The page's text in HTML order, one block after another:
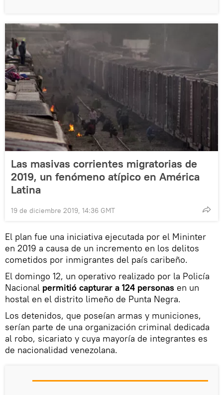
Las masivas corrientes migratorias de
2019, un fenómeno atípico en América
Latina
19 de diciembre 2019, 14:36 GMT
El plan fue una iniciativa ejecutada por el Mininter
en 2019 a causa de un incremento en los delitos
cometidos por inmigrantes del país caribeño.
El domingo 12, un operativo realizado por la Policía
Nacional permitió capturar a 124 personas en un
hostal en el distrito limeño de Punta Negra.
Los detenidos, que poseían armas y municiones,
serían parte de una organización criminal dedicada
al robo, sicariato y cuya mayoría de integrantes es
de nacionalidad venezolana.